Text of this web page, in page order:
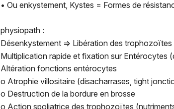
• Ou enkystement, Kystes = Formes de
physiopath :
Désenkystement => Libération des
Multiplication rapide et fixation sur Entérocytes
Altération fonctions entérocytes
o Atrophie villositaire (disacharrases, tight
o Destruction de la bordure en brosse
o Action spoliatrice des trophozoïtes